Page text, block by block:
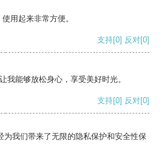
用起来非常方便。
支持[0] 反对[0]
我能够放松身心，享受美好时光。
支持[0] 反对[0]
为我们带来了无限的隐私保护和安全性保